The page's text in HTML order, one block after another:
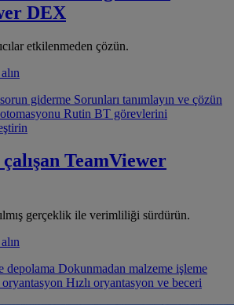
DEX
etkilenmeden çözün.
giderme Sorunları tanımlayın ve çözün
Rutin BT görevlerini
TeamViewer
gerçeklik ile verimliliği sürdürün.
depolama Dokunmadan malzeme işleme
Hızlı oryantasyon ve beceri